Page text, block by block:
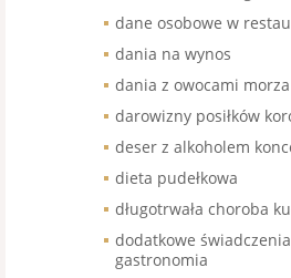
dane osobowe w
dania na wynos
dania z owocami morza
darowizny posiłków
deser z alkoholem
dieta pudełkowa
długotrwała choroba
dodatkowe
gastronomia